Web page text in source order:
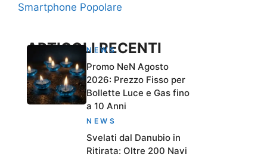
Smartphone Popolare
ARTICOLI RECENTI
NEWS
Promo NeN Agosto
2026: Prezzo Fisso per
Bollette Luce e Gas fino
a 10 Anni
NEWS
Svelati dal Danubio in
Ritirata: Oltre 200 Navi